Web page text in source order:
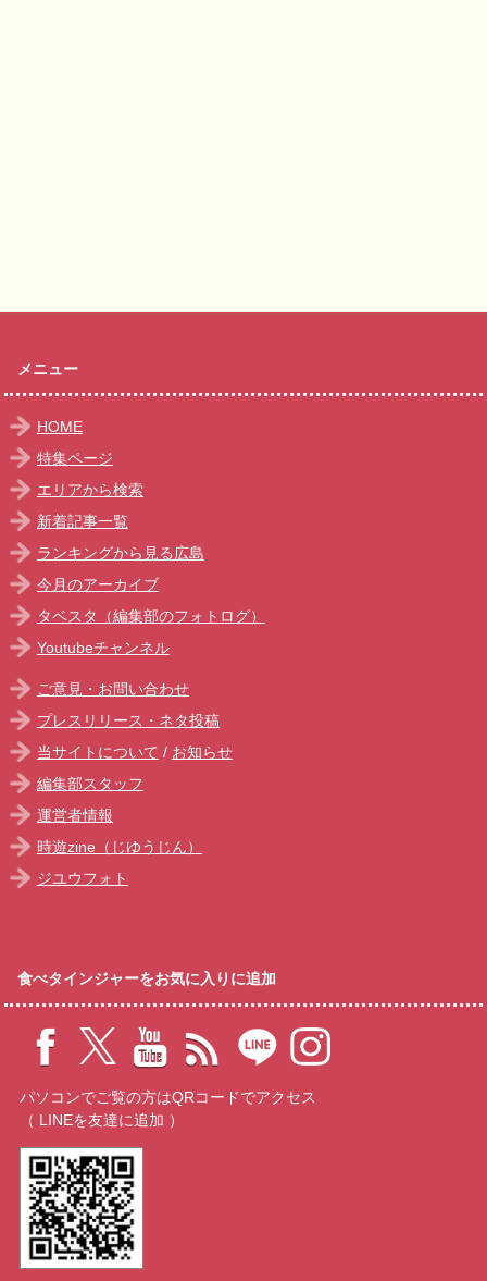
メニュー
HOME
特集ページ
エリアから検索
新着記事一覧
ランキングから見る広島
今月のアーカイブ
タベスタ（編集部のフォトログ）
Youtubeチャンネル
ご意見・お問い合わせ
プレスリリース・ネタ投稿
当サイトについて / お知らせ
編集部スタッフ
運営者情報
時遊zine（じゆうじん）
ジユウフォト
食べタインジャーをお気に入りに追加
パソコンでご覧の方はQRコードでアクセス
（ LINEを友達に追加 ）